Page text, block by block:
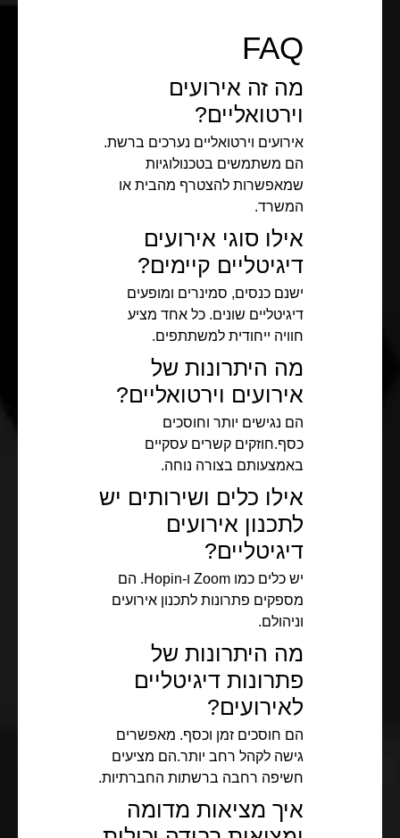
FAQ
מה זה אירועים
וירטואליים?
אירועים וירטואליים נערכים ברשת.
הם משתמשים בטכנולוגיות
שמאפשרות להצטרף מהבית או
המשרד.
אילו סוגי אירועים
דיגיטליים קיימים?
ישנם כנסים, סמינרים ומופעים
דיגיטליים שונים. כל אחד מציע
חוויה ייחודית למשתתפים.
מה היתרונות של
אירועים וירטואליים?
הם נגישים יותר וחוסכים
כסף.חוזקים קשרים עסקיים
באמצעותם בצורה נוחה.
אילו כלים ושירותים יש
לתכנון אירועים
דיגיטליים?
יש כלים כמו Zoom ו-Hopin. הם
מספקים פתרונות לתכנון אירועים
וניהולם.
מה היתרונות של
פתרונות דיגיטליים
לאירועים?
הם חוסכים זמן וכסף. מאפשרים
גישה לקהל רחב יותר.הם מציעים
חשיפה רחבה ברשתות החברתיות.
איך מציאות מדומה